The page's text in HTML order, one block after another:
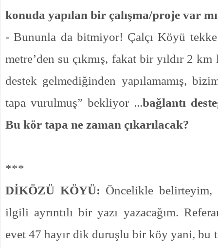
konuda yapılan bir çalışma/proje var
- Bununla da bitmiyor! Çalçı Köyü
metre’den su çıkmış, fakat bir yıldır 2
destek gelmediğinden yapılamamış,
tapa vurulmuş” bekliyor ...bağlantı
Bu kör tapa ne zaman çıkarılacak?
***
DİKÖZÜ KÖYÜ: Öncelikle
ilgili ayrıntılı bir yazı yazacağım.
evet 47 hayır dik duruşlu bir köy yani, bu